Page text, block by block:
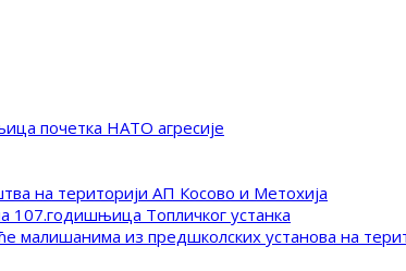
почетка НАТО агресије
на територији АП Косово и Метохија
107.годишњица Топличког устанка
малишанима из предшколских установа на